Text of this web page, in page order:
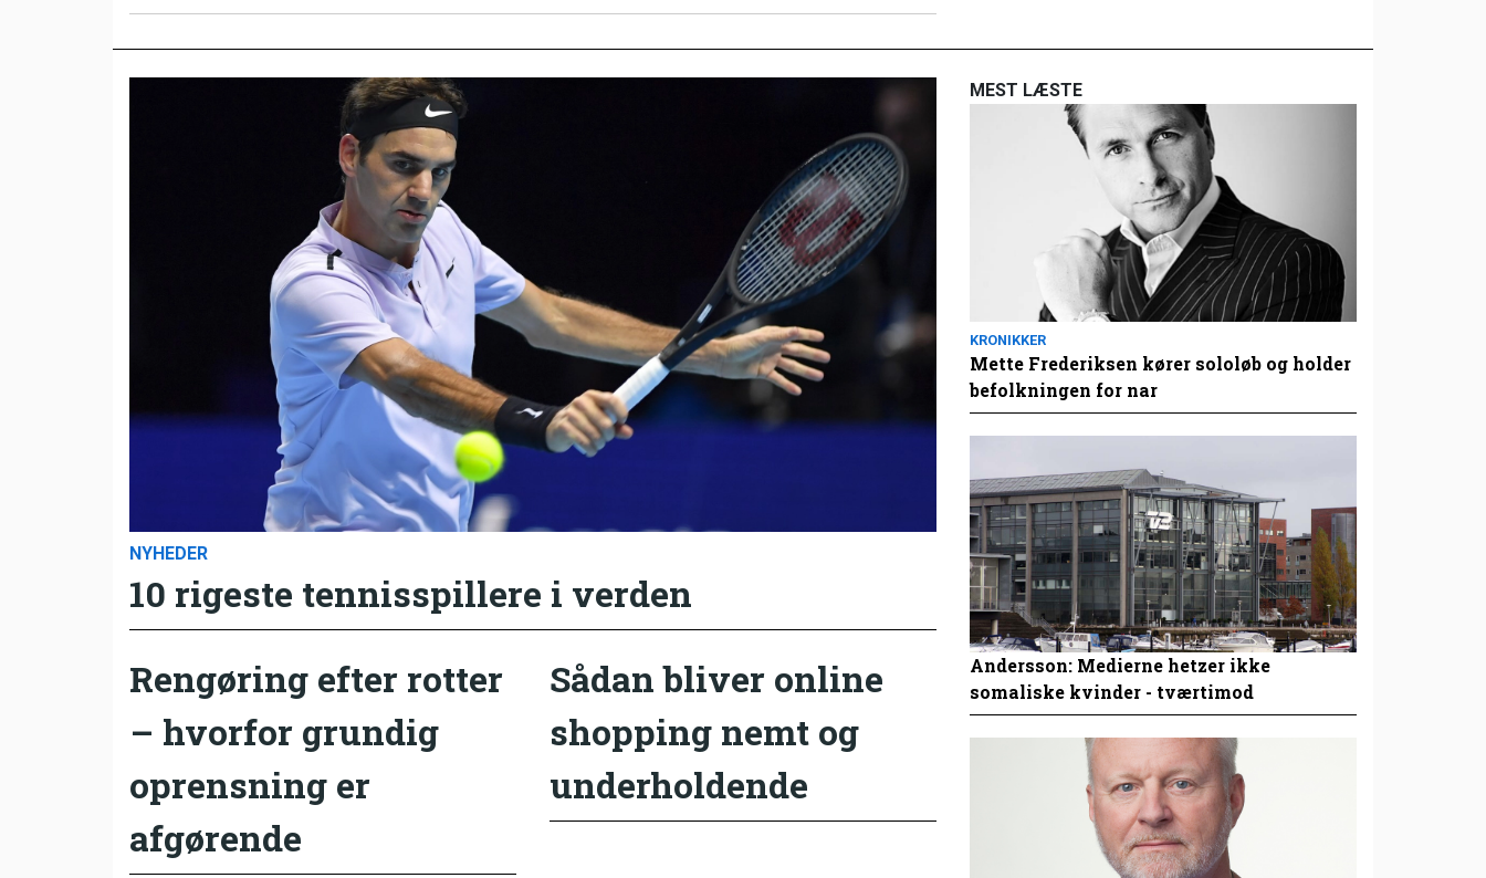
NYHEDER
10 rigeste tennisspillere i verden
Rengøring efter rotter
– hvorfor grundig
oprensning er
afgørende
Sådan bliver online
shopping nemt og
underholdende
MEST LÆSTE
KRONIKKER
Mette Frederiksen kører sololøb og holder
befolkningen for nar
Andersson: Medierne hetzer ikke
somaliske kvinder - tværtimod